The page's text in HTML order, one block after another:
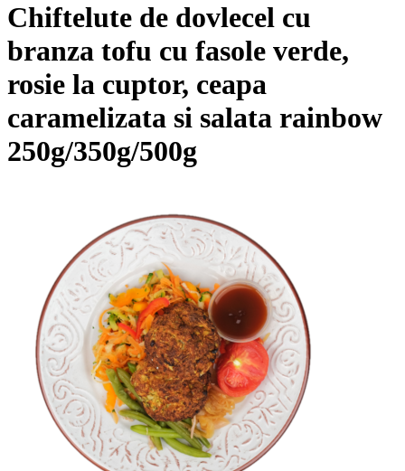
Chiftelute de dovlecel cu
branza tofu cu fasole verde,
rosie la cuptor, ceapa
caramelizata si salata rainbow
250g/350g/500g